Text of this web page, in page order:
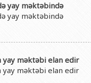
yay məktəbində
yay məktəbində
yay məktəbi elan edir
yay məktəbi elan edir